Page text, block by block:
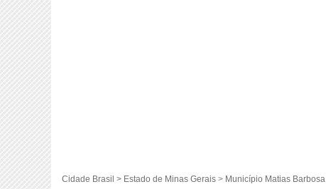
Cidade Brasil > Estado de Minas Gerais > Município Matias Barbosa